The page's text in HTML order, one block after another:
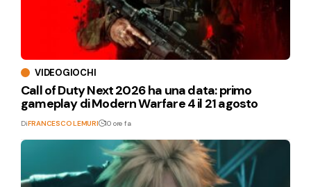
VIDEOGIOCHI
Call of Duty Next 2026 ha una data: primo
gameplay di Modern Warfare 4 il 21 agosto
DiFRANCESCO LEMURI 10 ore fa